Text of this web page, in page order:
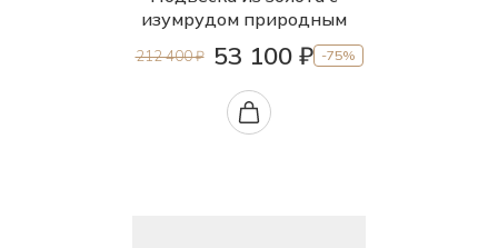
изумрудом природным
212 400 ₽ 53 100 ₽ -75%